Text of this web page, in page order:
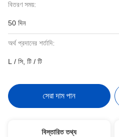
বিতরণ সময়:
50 দিন
অর্থ প্রদানের শর্তাদি:
L / সি, টি / টি
সেরা দাম পান
বিস্তারিত তথ্য